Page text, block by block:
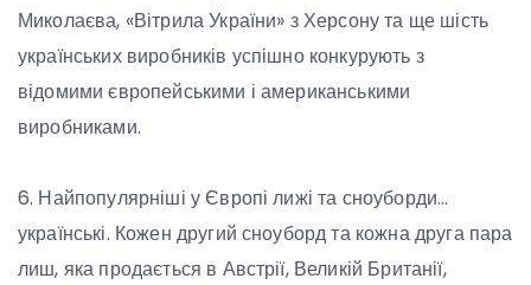
Миколаєва, «Вітрила України» з Херсону та ще шість
українських виробників успішно конкурують з
відомими європейськими і американськими
виробниками.
6. Найпопулярніші у Європі лижі та сноуборди…
українські. Кожен другий сноуборд та кожна друга пара
лиш, яка продається в Австрії, Великій Британії,